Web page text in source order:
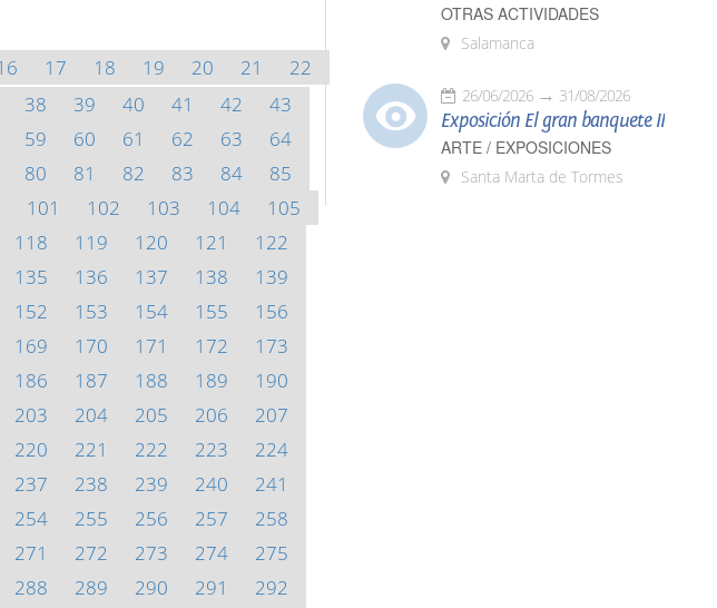
17 18 19 20 21
22
38 39 40 41 42
43
59 60 61 62 63
64
80 81 82 83 84
85
101 102 103 104
105
118 119 120 121
122
135 136 137 138
139
152 153 154 155
156
169 170 171 172
173
186 187 188 189
190
203 204 205 206
207
220 221 222 223
224
237 238 239 240
241
254 255 256 257
258
271 272 273 274
275
288 289 290 291 292
OTRAS ACTIVIDADES
Salamanca
26/06/2026 31/08/2026
Exposición El gran banquete II
ARTE / EXPOSICIONES
Santa Marta de Tormes